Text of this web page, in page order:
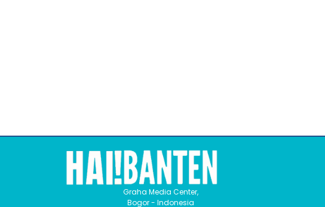
Graha Media Center,
Bogor - Indonesia